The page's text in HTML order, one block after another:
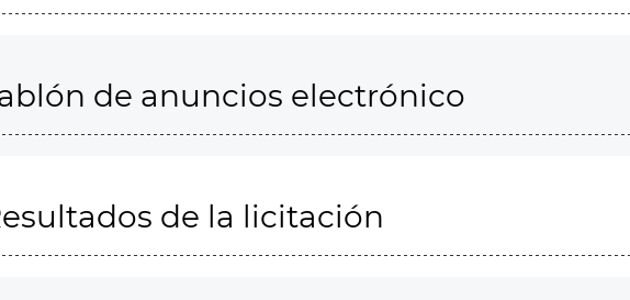
de anuncios electrónico
de la licitación